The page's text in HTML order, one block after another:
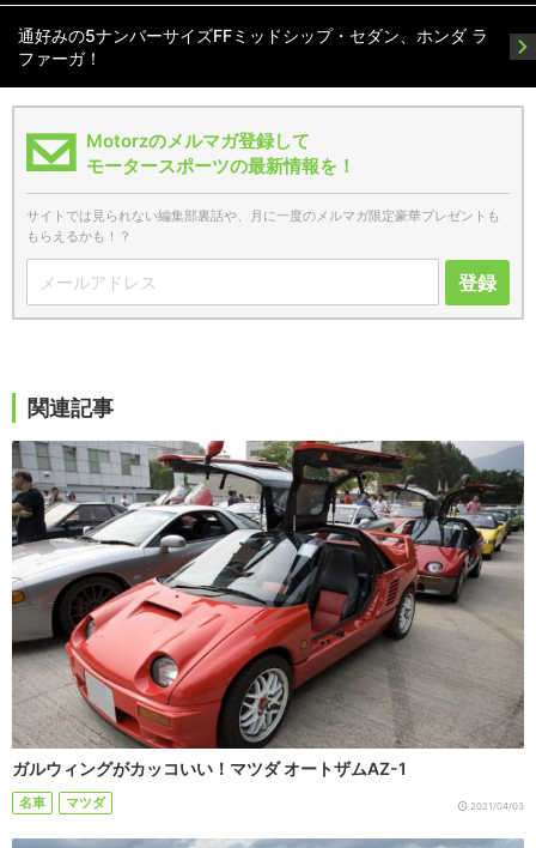
通好みの5ナンバーサイズFFミッドシップ・セダン、ホンダ ラ
ファーガ！
Motorzのメルマガ登録して
モータースポーツの最新情報を！
サイトでは見られない編集部裏話や、月に一度のメルマガ限定豪華プレゼントも
もらえるかも！？
登録
関連記事
ガルウィングがカッコいい！マツダ オートザムAZ-1
名車 マツダ 2021/04/03